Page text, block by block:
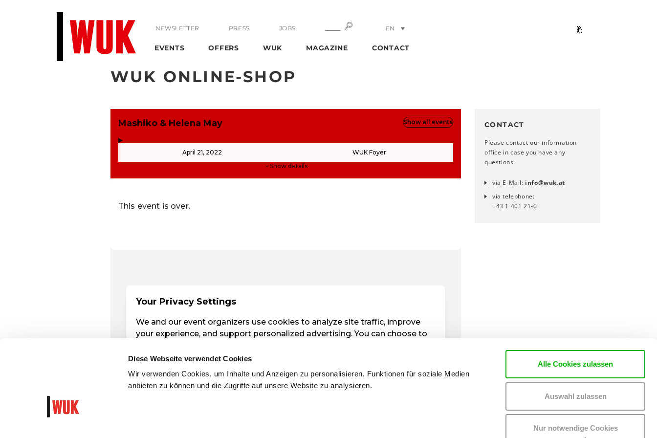
Diese Webseite verwendet Cookies
Wir verwenden Cookies, um Inhalte und Anzeigen zu personalisieren, Funktionen für soziale Medien
anbieten zu können und die Zugriffe auf unsere Website zu analysieren.
Alle Cookies zulassen
Auswahl zulassen
Nur notwendige Cookies
NEWSLETTER PRESS JOBS SEARCHEN
EVENTS OFFERS WUK MAGAZINE CONTACT
WUK ONLINE-SHOP
CONTACT
Please contact our information
office in case you have any
questions:
via E-Mail: info@wuk.at
via telephone:
+43 1 401 21-0